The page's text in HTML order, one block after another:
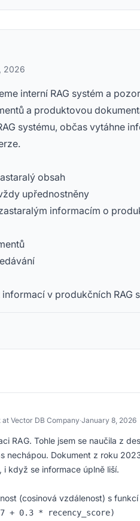
2026
interní RAG systém a
a produktovou
systému, občas vytáhne
obsah
upřednostněny
informacím o
v produkčních RAG
Vector DB Company·January 8, 2026
RAG. Tohle jsem se naučila z
nechápou. Dokument z roku
když se informace úplně liší.
(cosinová vzdálenost) s
+ 0.3 * recency_score)